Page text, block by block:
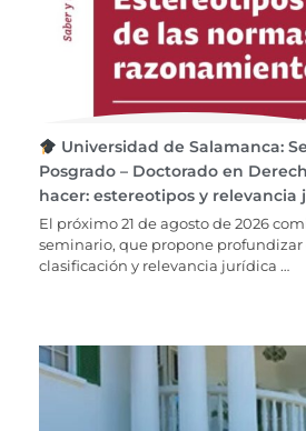
Universidad de Salamanca:
Posgrado – Doctorado en
hacer: estereotipos y relevancia
El próximo 21 de agosto de 2026
seminario, que propone
clasificación y relevancia jurídica …